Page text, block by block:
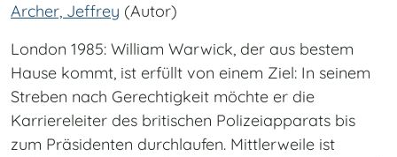
Archer, Jeffrey (Autor)
London 1985: William Warwick, der aus bestem
Hause kommt, ist erfüllt von einem Ziel: In seinem
Streben nach Gerechtigkeit möchte er die
Karriereleiter des britischen Polizeiapparats bis
zum Präsidenten durchlaufen. Mittlerweile ist